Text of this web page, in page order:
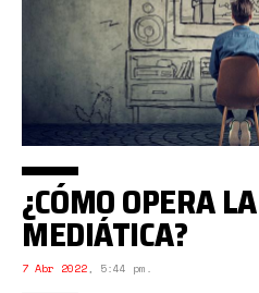
¿CÓMO OPERA
MEDIÁTICA?
7 Abr 2022, 5:44 pm.